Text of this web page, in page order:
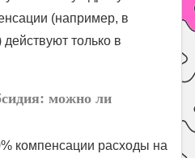
(например, в
действуют только в
можно ли
компенсации расходы на